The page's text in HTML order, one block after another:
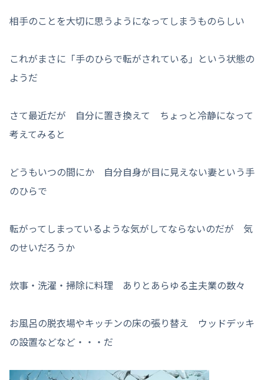
相手のことを大切に思うようになってしまうものらしい
これがまさに「手のひらで転がされている」という状態の
ようだ
さて最近だが 自分に置き換えて ちょっと冷静になって
考えてみると
どうもいつの間にか 自分自身が目に見えない妻という手
のひらで
転がってしまっているような気がしてならないのだが 気
のせいだろうか
炊事・洗濯・掃除に料理 ありとあらゆる主夫業の数々
お風呂の脱衣場やキッチンの床の張り替え ウッドデッキ
の設置などなど・・・だ